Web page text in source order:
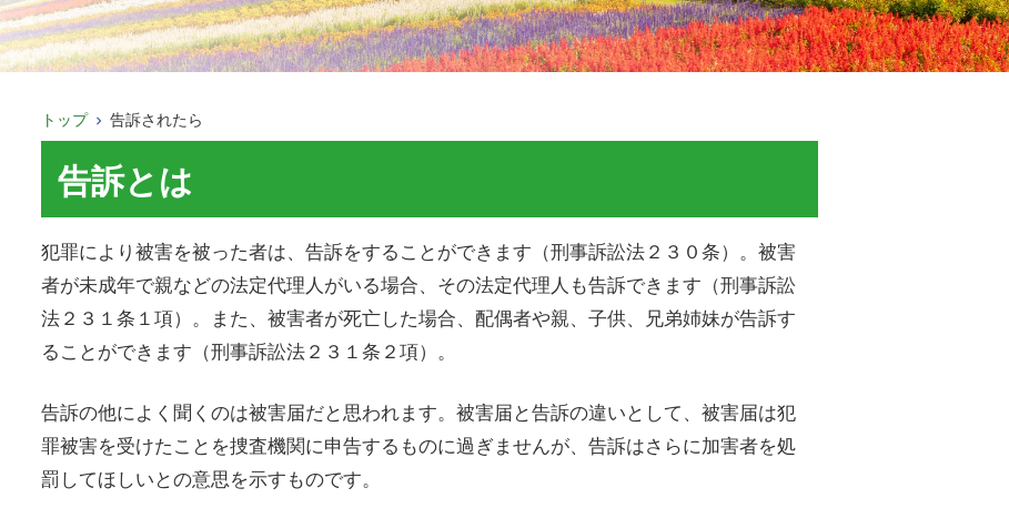
トップ 告訴されたら
告訴とは
犯罪により被害を被った者は、告訴をすることができます（刑事訴訟法２３０条）。被害
者が未成年で親などの法定代理人がいる場合、その法定代理人も告訴できます（刑事訴訟
法２３１条１項）。また、被害者が死亡した場合、配偶者や親、子供、兄弟姉妹が告訴す
ることができます（刑事訴訟法２３１条２項）。
告訴の他によく聞くのは被害届だと思われます。被害届と告訴の違いとして、被害届は犯
罪被害を受けたことを捜査機関に申告するものに過ぎませんが、告訴はさらに加害者を処
罰してほしいとの意思を示すものです。